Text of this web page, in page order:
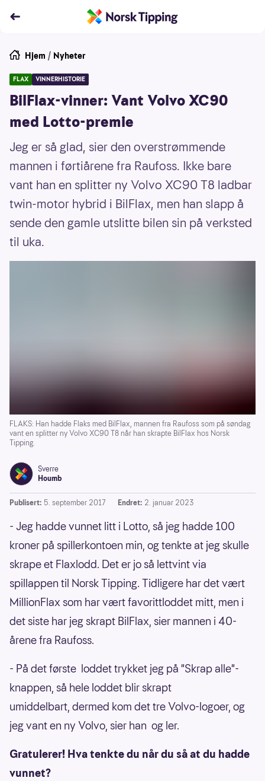
Hjem / Nyheter
FLAX VINNERHISTORIE
BilFlax-vinner: Vant Volvo XC90
med Lotto-premie
Jeg er så glad, sier den overstrømmende
mannen i førtiårene fra Raufoss. Ikke bare
vant han en splitter ny Volvo XC90 T8 ladbar
twin-motor hybrid i BilFlax, men han slapp å
sende den gamle utslitte bilen sin på verksted
til uka.
FLAKS: Han hadde Flaks med BilFlax, mannen fra Raufoss som på søndag
vant en splitter ny Volvo XC90 T8 når han skrapte BilFlax hos Norsk
Tipping.
Sverre
Houmb
Publisert: 5. september 2017 Endret: 2. januar 2023
- Jeg hadde vunnet litt i Lotto, så jeg hadde 100
kroner på spillerkontoen min, og tenkte at jeg skulle
skrape et Flaxlodd. Det er jo så lettvint via
spillappen til Norsk Tipping. Tidligere har det vært
MillionFlax som har vært favorittloddet mitt, men i
det siste har jeg skrapt BilFlax, sier mannen i 40-
årene fra Raufoss.
- På det første loddet trykket jeg på "Skrap alle"-
knappen, så hele loddet blir skrapt
umiddelbart, dermed kom det tre Volvo-logoer, og
jeg vant en ny Volvo, sier han og ler.
Gratulerer! Hva tenkte du når du så at du hadde
vunnet?